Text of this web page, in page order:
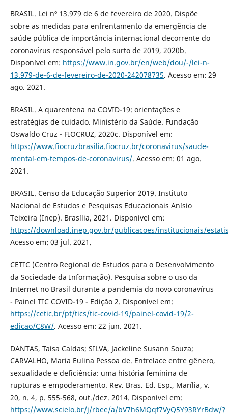
BRASIL. Lei nº 13.979 de 6 de fevereiro de 2020. Dispõe
sobre as medidas para enfrentamento da emergência de
saúde pública de importância internacional decorrente do
coronavírus responsável pelo surto de 2019, 2020b.
Disponível em: https://www.in.gov.br/en/web/dou/-/lei-n-
13.979-de-6-de-fevereiro-de-2020-242078735. Acesso em: 29
ago. 2021.
BRASIL. A quarentena na COVID-19: orientações e
estratégias de cuidado. Ministério da Saúde. Fundação
Oswaldo Cruz - FIOCRUZ, 2020c. Disponível em:
https://www.fiocruzbrasilia.fiocruz.br/coronavirus/saude-
mental-em-tempos-de-coronavirus/. Acesso em: 01 ago.
2021.
BRASIL. Censo da Educação Superior 2019. Instituto
Nacional de Estudos e Pesquisas Educacionais Anísio
Teixeira (Inep). Brasília, 2021. Disponível em:
https://download.inep.gov.br/publicacoes/institucionais/
Acesso em: 03 jul. 2021.
CETIC (Centro Regional de Estudos para o Desenvolvimento
da Sociedade da Informação). Pesquisa sobre o uso da
Internet no Brasil durante a pandemia do novo coronavírus
- Painel TIC COVID-19 - Edição 2. Disponível em:
https://cetic.br/pt/tics/tic-covid-19/painel-covid-19/2-
edicao/C8W/. Acesso em: 22 jun. 2021.
DANTAS, Taísa Caldas; SILVA, Jackeline Susann Souza;
CARVALHO, Maria Eulina Pessoa de. Entrelace entre gênero,
sexualidade e deficiência: uma história feminina de
rupturas e empoderamento. Rev. Bras. Ed. Esp., Marília, v.
20, n. 4, p. 555-568, out./dez. 2014. Disponível em:
https://www.scielo.br/j/rbee/a/bV7h6MQqf7VyQ5Y93RYrBdw/?